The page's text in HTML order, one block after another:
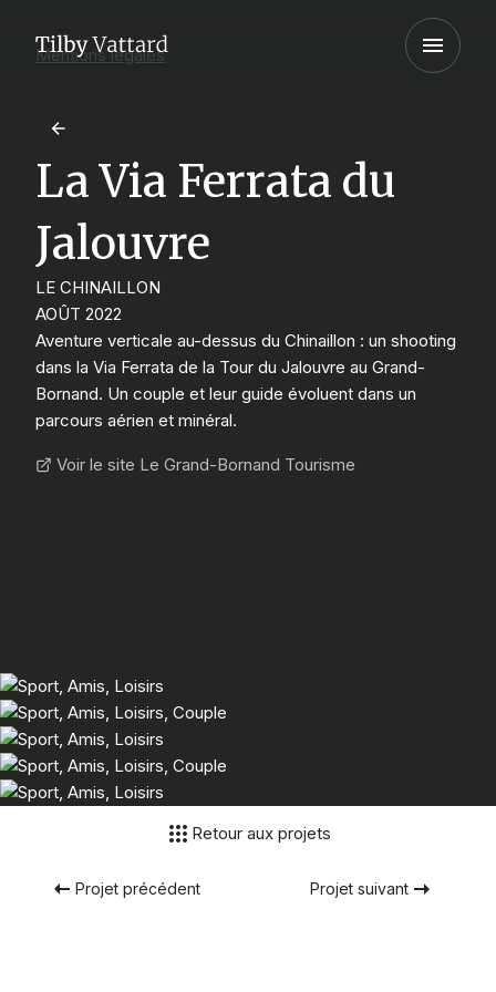
Mentions légales
La Via Ferrata du
Jalouvre
LE CHINAILLON
AOÛT 2022
Aventure verticale au-dessus du Chinaillon : un shooting
dans la Via Ferrata de la Tour du Jalouvre au Grand-
Bornand. Un couple et leur guide évoluent dans un
parcours aérien et minéral.
Voir le site Le Grand-Bornand Tourisme
Projet précédent
Retour aux projets
Projet suivant